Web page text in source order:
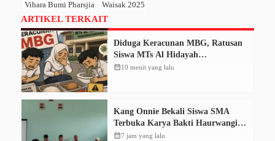
Vihara Bumi Pharsjia
Waisak 2025
ARTIKEL TERKAIT
Diduga Keracunan MBG, Ratusan
Siswa MTs Al Hidayah
Warungkondang Alami Muntah
calendar_month10 menit yang lalu
Kang Onnie Bekali Siswa SMA
Terbuka Karya Bakti Haurwangi
dengan Pendidikan Demokrasi
calendar_month7 jam yang lalu